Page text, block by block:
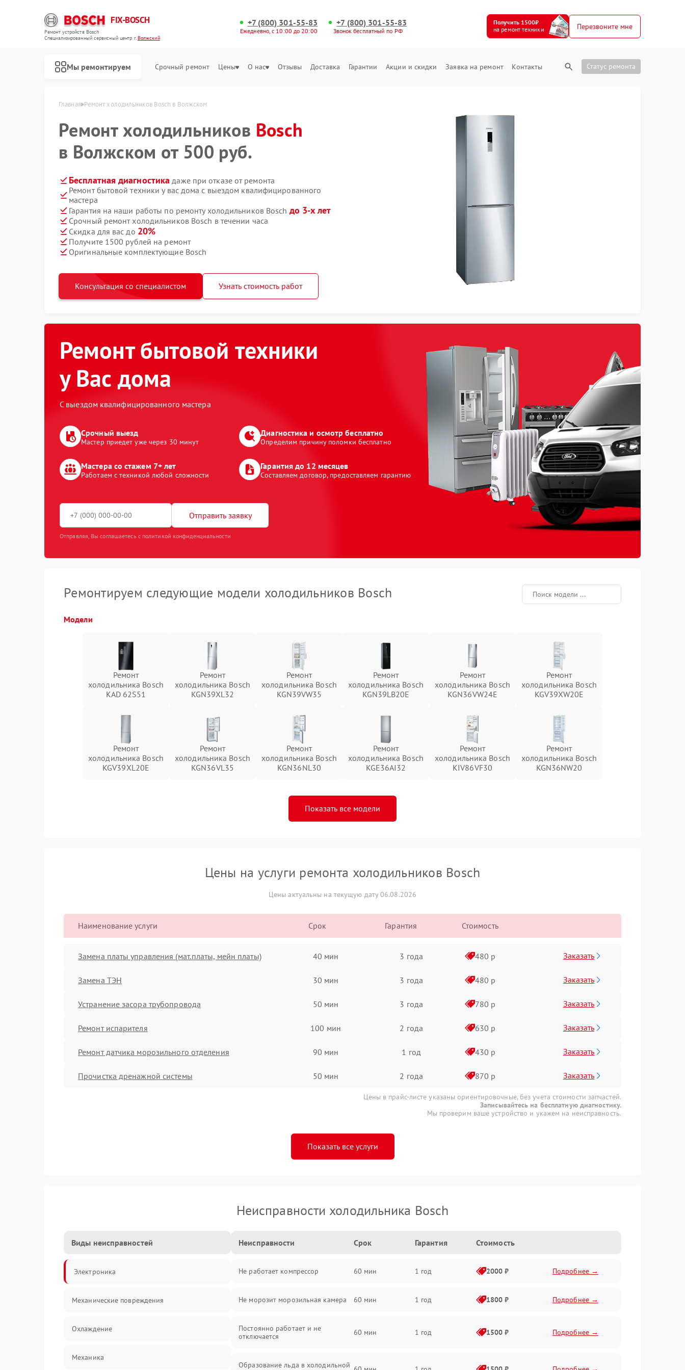
FIX-BOSCH
Ремонт устройств Bosch
Специализированный cервисный центр г.Волжский
+7 (800) 301-55-83
Ежедневно, с 10:00 до 20:00
+7 (800) 301-55-83
Звонок бесплатный по РФ
Получить 1500₽
на ремонт техники
Перезвоните мне
Мы ремонтируем Срочный ремонт Цены О нас Отзывы Доставка Гарантии Акции и скидки Заявка на ремонт Контакты Статус ремонта
Главная Ремонт холодильников Bosch в Волжском
Ремонт холодильников Bosch
в Волжском от 500 руб.
Бесплатная диагностика даже при отказе от ремонта
Ремонт бытовой техники у вас дома с выездом квалифицированного
мастера
Гарантия на наши работы по ремонту холодильников Bosch до 3-х лет
Срочный ремонт холодильников Bosch в течении часа
Скидка для вас до 20%
Получите 1500 рублей на ремонт
Оригинальные комплектующие Bosch
Консультация со специалистом Узнать стоимость работ
Ремонт бытовой техники
у Вас дома
С выездом квалифицированного мастера
Срочный выезд
Мастер приедет уже через 30 минут
Диагностика и осмотр бесплатно
Определим причину поломки бесплатно
Мастера со стажем 7+ лет
Работаем с техникой любой сложности
Гарантия до 12 месяцев
Составляем договор, предоставляем гарантию
Отправить заявку
Отправляя, Вы соглашаетесь с политикой конфиденциальности
Ремонтируем следующие модели холодильников Bosch
Модели
Ремонт
холодильника Bosch
KAD 62S51
Ремонт
холодильника Bosch
KGN39XL32
Ремонт
холодильника Bosch
KGN39VW35
Ремонт
холодильника Bosch
KGN39LB20E
Ремонт
холодильника Bosch
KGN36VW24E
Ремонт
холодильника Bosch
KGV39XW20E
Ремонт
холодильника Bosch
KGV39XL20E
Ремонт
холодильника Bosch
KGN36VL35
Ремонт
холодильника Bosch
KGN36NL30
Ремонт
холодильника Bosch
KGE36AI32
Ремонт
холодильника Bosch
KIV86VF30
Ремонт
холодильника Bosch
KGN36NW20
Показать все модели
Цены на услуги ремонта холодильников Bosch
Цены актуальны на текущую дату 06.08.2026
Наименование услуги Срок Гарантия Стоимость
Замена платы управления (мат.платы, мейн платы) 40 мин 3 года 480 р Заказать
Замена ТЭН 30 мин 3 года 480 р Заказать
Устранение засора трубопровода 50 мин 3 года 780 р Заказать
Ремонт испарителя 100 мин 2 года 630 р Заказать
Ремонт датчика морозильного отделения 90 мин 1 год 430 р Заказать
Прочистка дренажной системы 50 мин 2 года 870 р Заказать
Цены в прайс-листе указаны ориентировочные, без учета стоимости запчастей.
Записывайтесь на бесплатную диагностику.
Мы проверим ваше устройство и укажем на неисправность.
Показать все услуги
Неисправности холодильника Bosch
Виды неисправностей
Электроника
Механические повреждения
Охлаждение
Механика
Неисправности Срок Гарантия Стоимость
Не работает компрессор 60 мин 1 год 2000 ₽ Подробнее →
Не морозит морозильная камера 60 мин 1 год 1800 ₽ Подробнее →
Постоянно работает и не
отключается
60 мин 1 год 1500 ₽ Подробнее →
Образование льда в холодильной